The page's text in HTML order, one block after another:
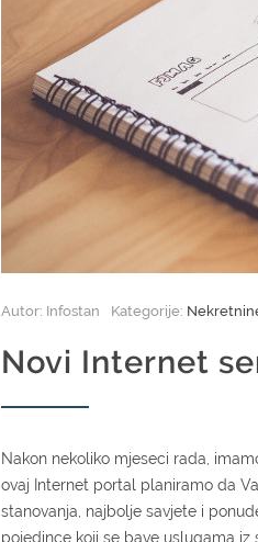
Autor: Infostan Kategorije:
Novi Internet
Nakon nekoliko mjeseci rada,
ovaj Internet portal planiramo da
stanovanja, najbolje savjete i
pojedince koji se bave uslugama iz